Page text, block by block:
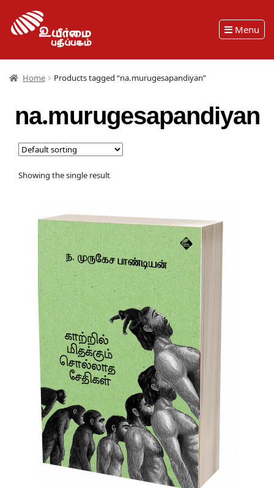
Menu
Home Products tagged “na.murugesapandiyan”
na.murugesapandiyan
Showing the single result